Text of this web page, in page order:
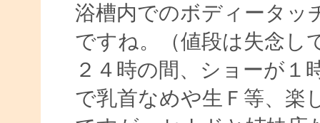
浴槽内でのボディータッ
ですね。（値段は失念し
２４時の間、ショーが１
で乳首なめや生Ｆ等、楽